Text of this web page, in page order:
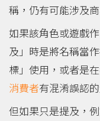
稱，仍有可能涉及
如果該角色或遊戲
及」時是將名稱當
標」使用，或者是
消費者有混淆誤認
但如果只是提及，